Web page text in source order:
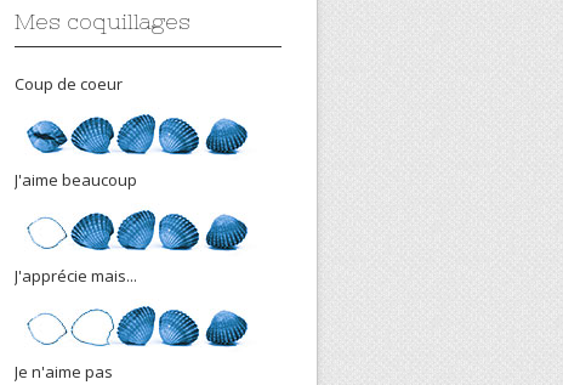
Mes coquillages
Coup de coeur
J'aime beaucoup
J'apprécie mais...
Je n'aime pas